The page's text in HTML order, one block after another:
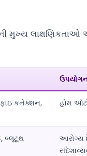
મુખ્ય લાક્ષણિકતાઓ
કનેક્શન,
હોમ
બ્લૂટૂથ
આરોગ્ય